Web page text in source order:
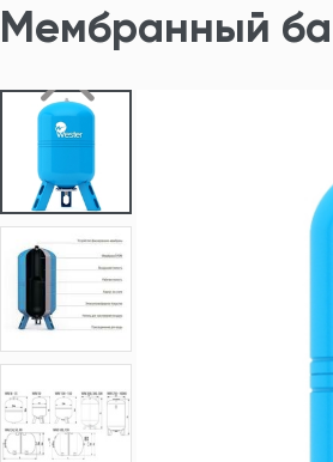
Мембранный